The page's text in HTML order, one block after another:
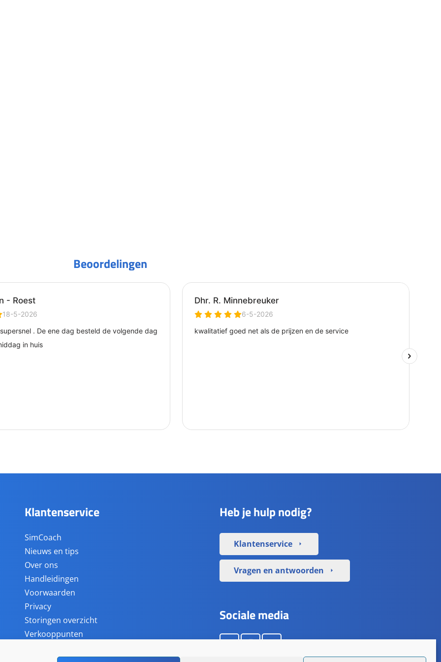
Beoordelingen
Klantenservice
SimCoach
Nieuws en tips
Over ons
Handleidingen
Voorwaarden
Privacy
Storingen overzicht
Verkooppunten
Heb je hulp nodig?
Klantenservice arrow_right
Vragen en antwoorden arrow_right
Sociale media